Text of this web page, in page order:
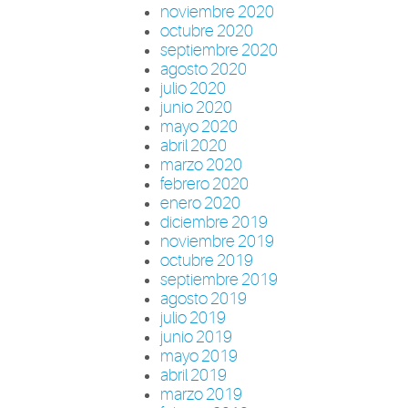
noviembre 2020
octubre 2020
septiembre 2020
agosto 2020
julio 2020
junio 2020
mayo 2020
abril 2020
marzo 2020
febrero 2020
enero 2020
diciembre 2019
noviembre 2019
octubre 2019
septiembre 2019
agosto 2019
julio 2019
junio 2019
mayo 2019
abril 2019
marzo 2019